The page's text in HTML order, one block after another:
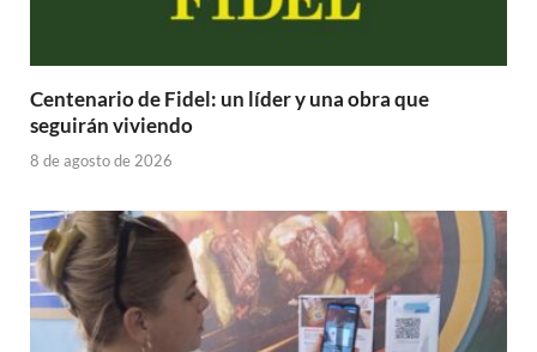
Centenario de Fidel: un líder y una obra que
seguirán viviendo
8 de agosto de 2026